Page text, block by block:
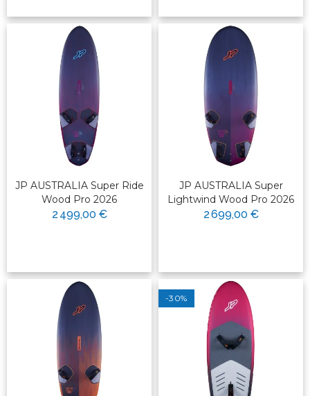
JP AUSTRALIA Super Ride
Wood Pro 2026
2 499,00 €
JP AUSTRALIA Super
Lightwind Wood Pro 2026
2 699,00 €
-30%